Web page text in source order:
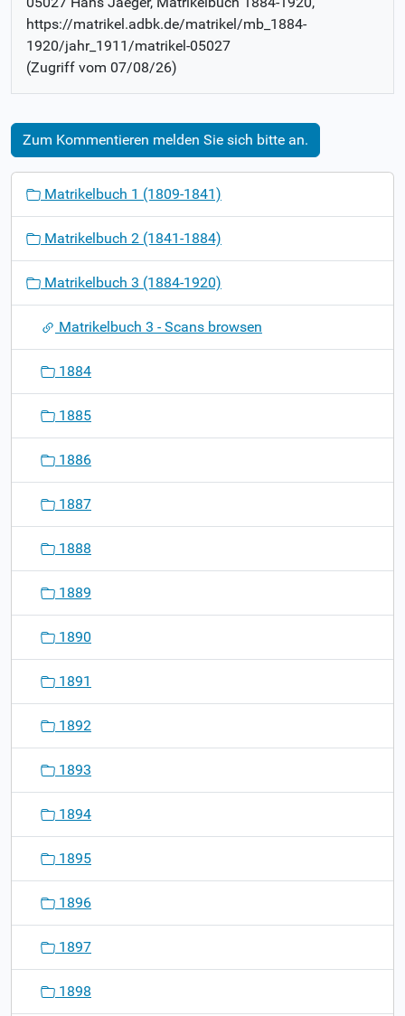
https://matrikel.adbk.de/matrikel/mb_1884-
1920/jahr_1911/matrikel-05027
(Zugriff vom 07/08/26)
Zum Kommentieren melden Sie sich bitte an.
o
Matrikelbuch 1 (1809-1841)
Matrikelbuch 2 (1841-1884)
Matrikelbuch 3 (1884-1920)
Matrikelbuch 3 - Scans browsen
1884
1885
1886
1887
1888
1889
1890
1891
1892
1893
1894
1895
1896
1897
1898